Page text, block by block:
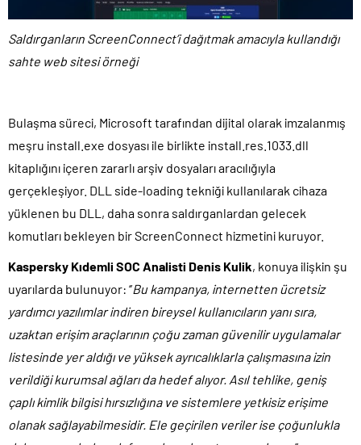
Saldırganların ScreenConnect’i dağıtmak amacıyla kullandığı
sahte web sitesi örneği
Bulaşma süreci, Microsoft tarafından dijital olarak imzalanmış
meşru install.exe dosyası ile birlikte install.res.1033.dll
kitaplığını içeren zararlı arşiv dosyaları aracılığıyla
gerçekleşiyor. DLL side-loading tekniği kullanılarak cihaza
yüklenen bu DLL, daha sonra saldırganlardan gelecek
komutları bekleyen bir ScreenConnect hizmetini kuruyor.
Kaspersky Kıdemli SOC Analisti Denis Kulik, konuya ilişkin şu
uyarılarda bulunuyor: ‘’Bu kampanya, internetten ücretsiz
yardımcı yazılımlar indiren bireysel kullanıcıların yanı sıra,
uzaktan erişim araçlarının çoğu zaman güvenilir uygulamalar
listesinde yer aldığı ve yüksek ayrıcalıklarla çalışmasına izin
verildiği kurumsal ağları da hedef alıyor. Asıl tehlike, geniş
çaplı kimlik bilgisi hırsızlığına ve sistemlere yetkisiz erişime
olanak sağlayabilmesidir. Ele geçirilen veriler ise çoğunlukla